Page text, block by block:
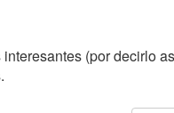
(por decirlo